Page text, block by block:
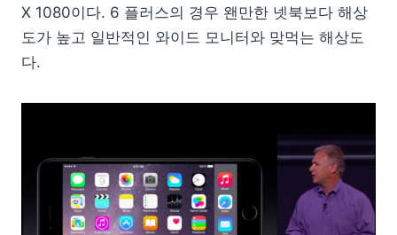
X 1080이다. 6 플러스의 경우 왠만한 넷북보다 해상
도가 높고 일반적인 와이드 모니터와 맞먹는 해상도
다.